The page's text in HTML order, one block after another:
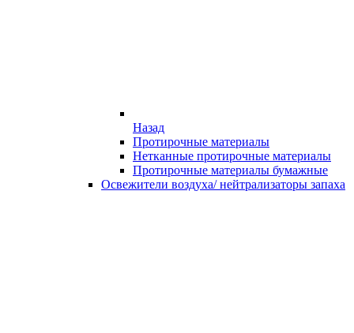
Назад
Протирочные материалы
Нетканные протирочные материалы
Протирочные материалы бумажные
Освежители воздуха/ нейтрализаторы запаха